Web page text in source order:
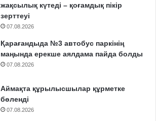
жақсылық күтеді – қоғамдық пікір
зерттеуі
07.08.2026
Қарағандыда №3 автобус паркінің
маңында ерекше аялдама пайда болды
07.08.2026
Аймақта құрылысшылар құрметке
бөленді
07.08.2026